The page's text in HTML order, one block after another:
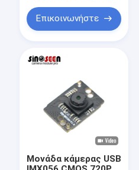
Επικοινωνήστε
Μονάδα κάμερας USB